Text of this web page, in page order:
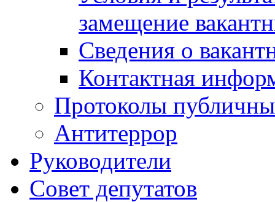
замещение
Сведения о
Контактная
Протоколы
Антитеррор
Руководители
Совет депутатов